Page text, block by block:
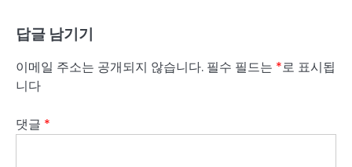
답글 남기기
이메일 주소는 공개되지 않습니다. 필수 필드는 *로 표시됩
니다
댓글 *